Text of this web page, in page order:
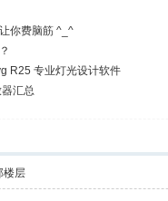
你费脑筋 ^_^
R25 专业灯光设计软件
汇总
楼层